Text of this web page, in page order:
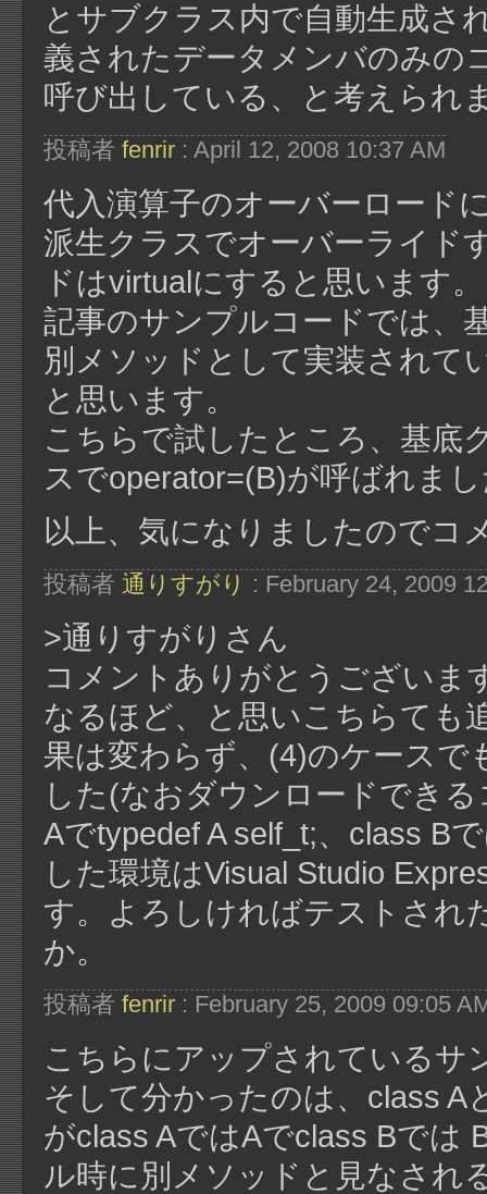
とサブクラス内で自動生成さ
義されたデータメンバのみの
呼び出している、と考えられ
投稿者 fenrir : April 12, 2008 10:37 AM
代入演算子のオーバーロード
派生クラスでオーバーライド
ドはvirtualにすると思います。
記事のサンプルコードでは、
別メソッドとして実装されて
と思います。
こちらで試したところ、基底
スでoperator=(B)が呼ばれま
以上、気になりましたのでコ
投稿者 通りすがり : February 24, 2009
>通りすがりさん
コメントありがとうございま
なるほど、と思いこちらても
果は変わらず、(4)のケースで
した(なおダウンロードでき
Aでtypedef A self_t;、class B
した環境はVisual Studio
す。よろしければテストされ
か。
投稿者 fenrir : February 25, 2009 09:05
こちらにアップされているサ
そして分かったのは、class A
がclass AではAでclass Bでは
ル時に別メソッドと見なされ